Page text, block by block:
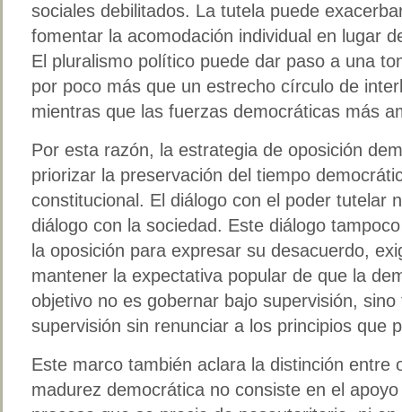
sociales debilitados. La tutela puede
fomentar la acomodación individual en lugar
El pluralismo político puede dar paso a una
por poco más que un estrecho círculo de
mientras que las fuerzas democráticas más
Por esta razón, la estrategia de oposición
priorizar la preservación del tiempo
constitucional. El diálogo con el poder tutelar
diálogo con la sociedad. Este diálogo
la oposición para expresar su desacuerdo,
mantener la expectativa popular de que la
objetivo no es gobernar bajo supervisión,
supervisión sin renunciar a los principios que
Este marco también aclara la distinción entre
madurez democrática no consiste en el